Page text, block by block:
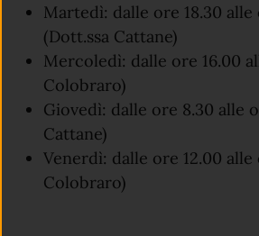
Martedì: dalle ore 18.30 alle
(Dott.ssa Cattane)
Mercoledì: dalle ore 16.00
Colobraro)
Giovedì: dalle ore 8.30 alle
Cattane)
Venerdì: dalle ore 12.00 alle
Colobraro)